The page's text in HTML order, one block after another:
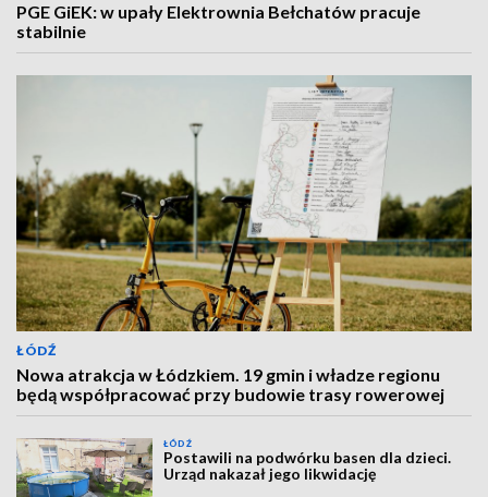
PGE GiEK: w upały Elektrownia Bełchatów pracuje
stabilnie
ŁÓDŹ
Nowa atrakcja w Łódzkiem. 19 gmin i władze regionu
będą współpracować przy budowie trasy rowerowej
ŁÓDŹ
Postawili na podwórku basen dla dzieci.
Urząd nakazał jego likwidację